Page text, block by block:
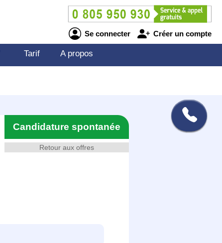
Se connecter Créer un compte
Tarif A propos
Retour aux offres
Candidature spontanée